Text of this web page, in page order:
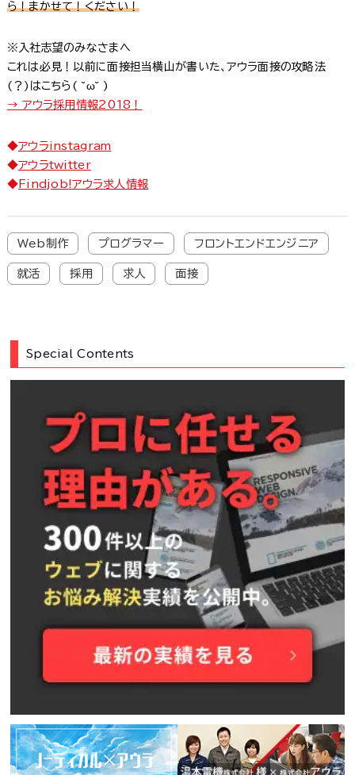
ら！まかせて！ください！
※入社志望のみなさまへ
これは必見！以前に面接担当横山が書いた、アウラ面接の攻略法
(？)はこちら( ˘ω˘ )
→ アウラ採用情報2018！
◆アウラinstagram
◆アウラtwitter
◆ Findjob!アウラ求人情報
Web制作 プログラマー フロントエンドエンジニア
就活 採用 求人 面接
Special Contents